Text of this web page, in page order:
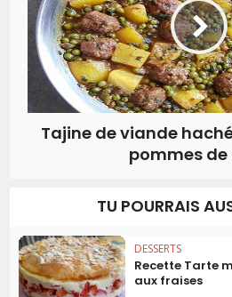
Tajine de viande
pommes de
TU POURRAIS
DESSERTS
Recette Tarte
aux fraises